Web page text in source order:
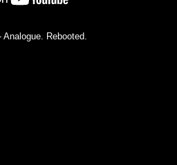
Analogue. Rebooted.